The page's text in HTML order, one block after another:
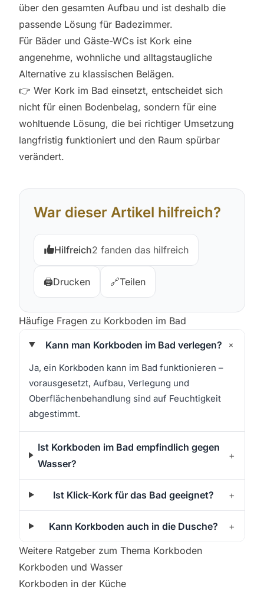
über den gesamten Aufbau und ist deshalb die
passende Lösung für Badezimmer.
Für Bäder und Gäste-WCs ist Kork eine
angenehme, wohnliche und alltagstaugliche
Alternative zu klassischen Belägen.
👉 Wer Kork im Bad einsetzt, entscheidet sich
nicht für einen Bodenbelag, sondern für eine
wohltuende Lösung, die bei richtiger Umsetzung
langfristig funktioniert und den Raum spürbar
verändert.
War dieser Artikel hilfreich?
Hilfreich2 fanden das hilfreich
🖨️Drucken 🔗Teilen
Häufige Fragen zu Korkboden im Bad
Kann man Korkboden im Bad verlegen? +
Ja, ein Korkboden kann im Bad funktionieren –
vorausgesetzt, Aufbau, Verlegung und
Oberflächenbehandlung sind auf Feuchtigkeit
abgestimmt.
Ist Korkboden im Bad empfindlich gegen
Wasser?
+
Ist Klick-Kork für das Bad geeignet? +
Kann Korkboden auch in die Dusche? +
Weitere Ratgeber zum Thema Korkboden
Korkboden und Wasser
Korkboden in der Küche